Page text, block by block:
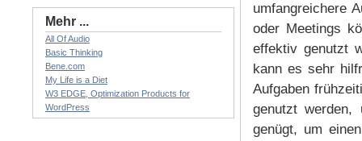
umfangreichere
oder Meetings
effektiv genutzt
kann es sehr
Aufgaben
genutzt
genügt, um
Mehr ...
All Of Audio
Basic Thinking
Bene.com
My Life is a Diet
W3 EDGE, Optimization Products for
WordPress